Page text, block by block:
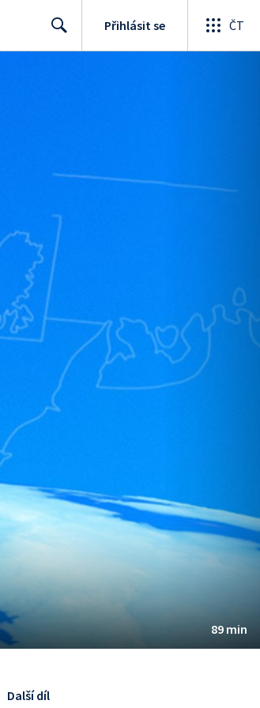
Přihlásit se ČT
89 min
Další díl